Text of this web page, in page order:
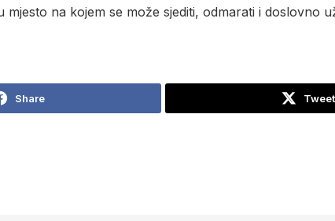
mjesto na kojem se može sjediti, odmarati i doslovno
Share Tweet